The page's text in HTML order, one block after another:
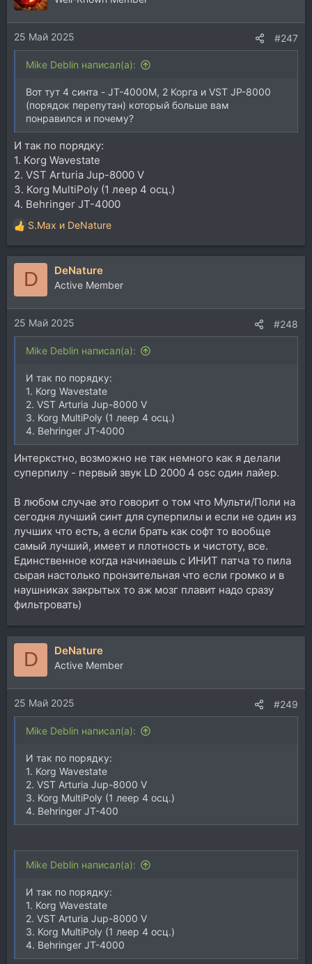
25 Май 2025 #247
Mike Deblin написал(а):
Вот тут 4 синта - JT-4000M, 2 Корга и VST JP-8000
(порядок перепутан) который больше вам
понравился и почему?
И так по порядку:
1. Korg Wavestate
2. VST Arturia Jup-8000 V
3. Korg MultiPoly (1 леер 4 осц.)
4. Behringer JT-4000
Р
е
а
и
и
:
S.Max и DeNature
D DeNature
Active Member
25 Май 2025 #248
Mike Deblin написал(а):
И так по порядку:
1. Korg Wavestate
2. VST Arturia Jup-8000 V
3. Korg MultiPoly (1 леер 4 осц.)
4. Behringer JT-4000
Интеркстно, возможно не так немного как я делали
суперпилу - первый звук LD 2000 4 osc один лайер.
В любом случае это говорит о том что Мульти/Поли на
сегодня лучший синт для суперпилы и если не один из
лучших что есть, а если брать как софт то вообще
самый лучший, имеет и плотность и чистоту, все.
Единственное когда начинаешь с ИНИТ патча то пила
сырая настолько пронзительная что если громко и в
наушниках закрытых то аж мозг плавит надо сразу
фильтровать)
D DeNature
Active Member
25 Май 2025 #249
Mike Deblin написал(а):
И так по порядку:
1. Korg Wavestate
2. VST Arturia Jup-8000 V
3. Korg MultiPoly (1 леер 4 осц.)
4. Behringer JT-400
Mike Deblin написал(а):
И так по порядку:
1. Korg Wavestate
2. VST Arturia Jup-8000 V
3. Korg MultiPoly (1 леер 4 осц.)
4. Behringer JT-4000